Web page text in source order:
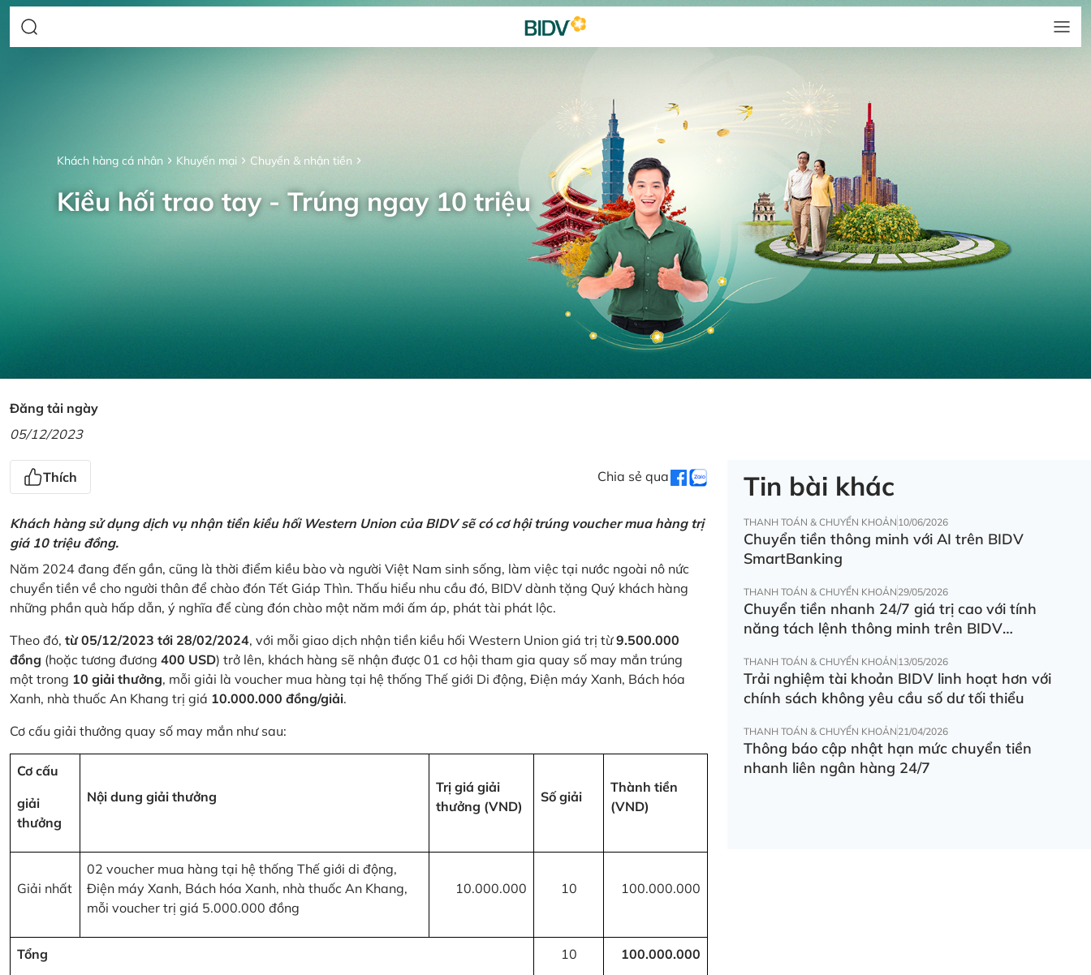
Khách hàng cá nhân Khuyến mại Chuyển & nhận tiền
Kiều hối trao tay - Trúng ngay 10 triệu
Đăng tải ngày
05/12/2023
Thích Chia sẻ qua
Khách hàng sử dụng dịch vụ nhận tiền kiều hối Western Union của BIDV sẽ có cơ hội trúng voucher mua hàng trị
giá 10 triệu đồng.
Năm 2024 đang đến gần, cũng là thời điểm kiều bào và người Việt Nam sinh sống, làm việc tại nước ngoài nô nức
chuyển tiền về cho người thân để chào đón Tết Giáp Thìn. Thấu hiểu nhu cầu đó, BIDV dành tặng Quý khách hàng
những phần quà hấp dẫn, ý nghĩa để cùng đón chào một năm mới ấm áp, phát tài phát lộc.
Theo đó, từ 05/12/2023 tới 28/02/2024, với mỗi giao dịch nhận tiền kiều hối Western Union giá trị từ9.500.000
đồng (hoặc tương đương 400 USD) trở lên, khách hàng sẽ nhận được 01 cơ hội tham gia quay số may mắn trúng
một trong 10 giải thưởng, mỗi giải là voucher mua hàng tại hệ thống Thế giới Di động, Điện máy Xanh, Bách hóa
Xanh, nhà thuốc An Khang trị giá 10.000.000 đồng/giải.
Cơ cấu giải thưởng quay số may mắn như sau:
Cơ cấu
giải
thưởng
Nội dung giải thưởng
Trị giá giải
thưởng (VND)
Số giải
Thành tiền
(VND)
Giải nhất
02 voucher mua hàng tại hệ thống Thế giới di động,
Điện máy Xanh, Bách hóa Xanh, nhà thuốc An Khang,
mỗi voucher trị giá 5.000.000 đồng
10.000.000 10 100.000.000
Tổng 10 100.000.000
Tin bài khác
THANH TOÁN & CHUYỂN KHOẢN 10/06/2026
Chuyển tiền thông minh với AI trên BIDV
SmartBanking
THANH TOÁN & CHUYỂN KHOẢN 29/05/2026
Chuyển tiền nhanh 24/7 giá trị cao với tính
năng tách lệnh thông minh trên BIDV
THANH TOÁN & CHUYỂN KHOẢN 13/05/2026
Trải nghiệm tài khoản BIDV linh hoạt hơn với
chính sách không yêu cầu số dư tối thiểu
THANH TOÁN & CHUYỂN KHOẢN 21/04/2026
Thông báo cập nhật hạn mức chuyển tiền
nhanh liên ngân hàng 24/7